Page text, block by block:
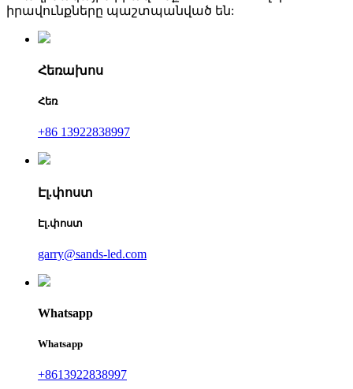
իրավունքները պաշտպանված են:
Հեռախոս
Հեռ
+86 13922838997
Էլ.փոստ
Էլ.փոստ
garry@sands-led.com
Whatsapp
Whatsapp
+8613922838997